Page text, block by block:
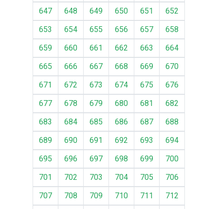
647
648 649 650 651
652
653
654 655 656 657
658
659
660 661 662 663
664
665
666 667 668 669
670
671
672 673 674 675
676
677
678 679 680 681
682
683
684 685 686 687
688
689
690 691 692 693
694
695
696 697 698 699
700
701
702 703 704 705
706
707
708 709 710 711
712